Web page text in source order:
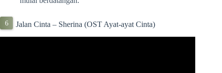
Jalan Cinta – Sherina (OST Ayat-ayat Cinta)